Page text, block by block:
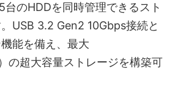
のHDDを同時管理できるスト
USB 3.2 Gen2 10Gbps接続と
能を備え、最大
の超大容量ストレージを構築可